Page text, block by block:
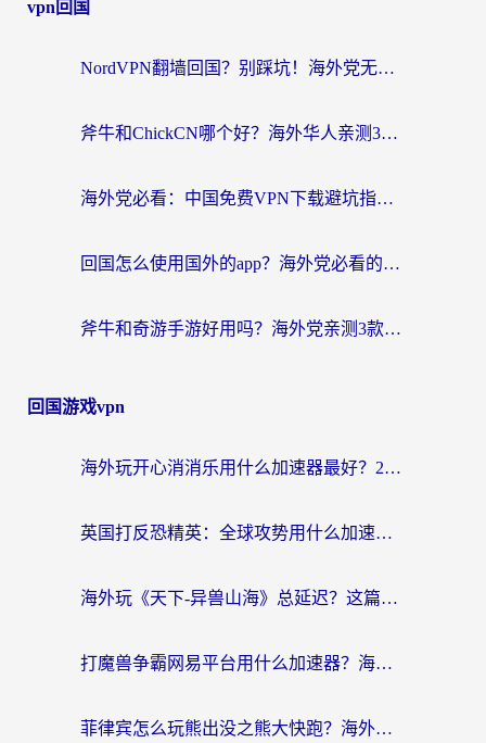
vpn回国
NordVPN翻墙回国？别踩坑！海外党无缝访问国内资源的真实指南
斧牛和ChickCN哪个好？海外华人亲测3款回国加速器+免费试用攻略
海外党必看：中国免费VPN下载避坑指南 + 无缝访问国内资源的终极方案
回国怎么使用国外的app？海外党必看的无缝访问国内资源全攻略
斧牛和奇游手游好用吗？海外党亲测3款回国加速器，选对才能无缝刷国内资源
回国游戏vpn
海外玩开心消消乐用什么加速器最好？2026真实体验指南，告别延迟卡顿
英国打反恐精英：全球攻势用什么加速器？2026年实测有效的国服游戏加速指南
海外玩《天下-异兽山海》总延迟？这篇延迟加速器指南帮你告别卡顿（附日本玩Sky光·遇最高警戒解决方案）
打魔兽争霸网易平台用什么加速器？海外党亲测有效的国服游戏加速指南
菲律宾怎么玩熊出没之熊大快跑？海外党国服游戏加速终极攻略（附3款热门游戏实测）